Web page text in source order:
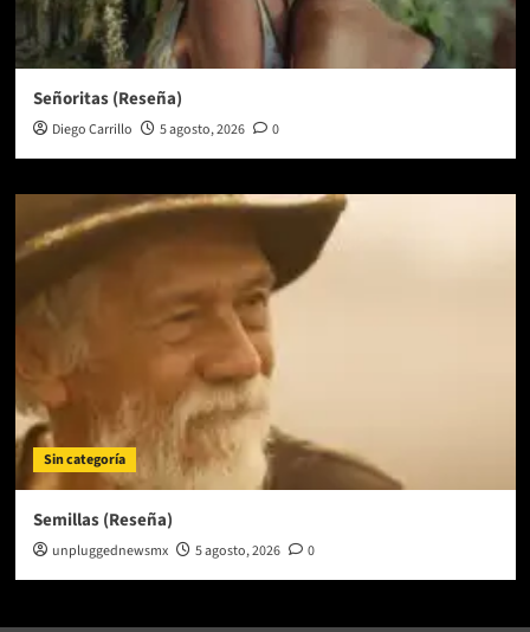
Señoritas (Reseña)
Diego Carrillo 5 agosto, 2026 0
Sin categoría
Semillas (Reseña)
unpluggednewsmx 5 agosto, 2026 0